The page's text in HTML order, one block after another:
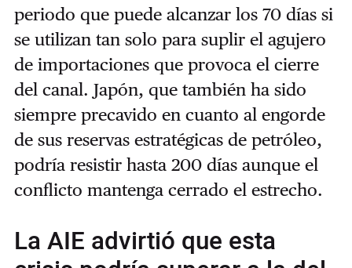
periodo que puede alcanzar los 70 días si
se utilizan tan solo para suplir el agujero
de importaciones que provoca el cierre
del canal. Japón, que también ha sido
siempre precavido en cuanto al engorde
de sus reservas estratégicas de petróleo,
podría resistir hasta 200 días aunque el
conflicto mantenga cerrado el estrecho.
La AIE advirtió que esta